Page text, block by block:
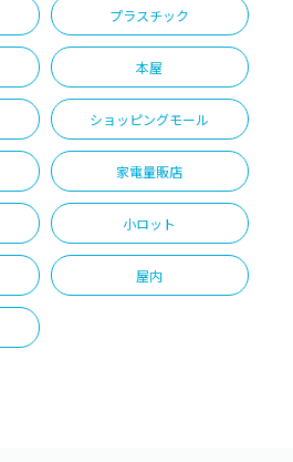
プラスチック
本屋
ショッピングモール
家電量販店
小ロット
屋内